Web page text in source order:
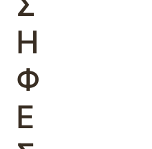
Η
Φ
Ε